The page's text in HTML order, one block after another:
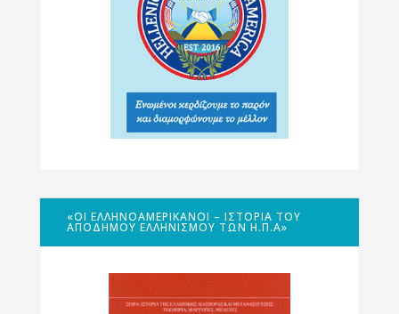
«ΟΙ ΕΛΛΗΝΟΑΜΕΡΙΚΑΝΟΊ – ΙΣΤΟΡΊΑ ΤΟΥ
ΑΠΌΔΗΜΟΥ ΕΛΛΗΝΙΣΜΟΎ ΤΩΝ Η.Π.Α»